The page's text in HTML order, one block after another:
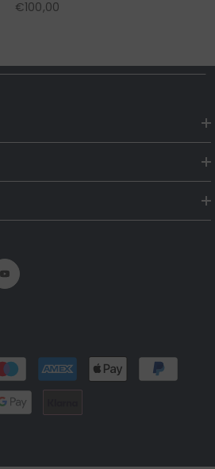
€100,00